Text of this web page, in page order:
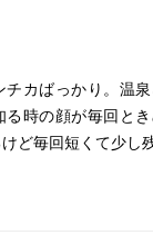
チカばっかり。温
る時の顔が毎回と
ど毎回短くて少し残